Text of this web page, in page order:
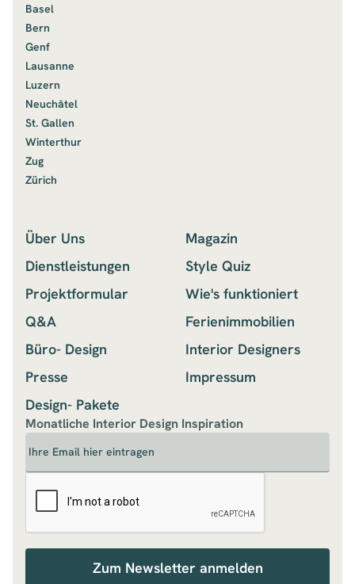
Basel
Bern
Genf
Lausanne
Luzern
Neuchâtel
St. Gallen
Winterthur
Zug
Zürich
Über Uns
Magazin
Dienstleistungen
Style Quiz
Projektformular
Wie's funktioniert
Q&A
Ferienimmobilien
Büro- Design
Interior Designers
Presse
Impressum
Design- Pakete
Monatliche Interior Design Inspiration